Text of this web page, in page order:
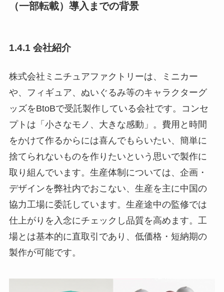
（一部転載）導入までの背景
1.4.1 会社紹介
株式会社ミニチュアファクトリーは、ミニカー
や、フィギュア、ぬいぐるみ等のキャラクターグ
ッズをBtoBで受託製作している会社です。コンセ
プトは「小さなモノ、大きな感動」。費用と時間
をかけて作るからには喜んでもらいたい、簡単に
捨てられないものを作りたいという思いで製作に
取り組んでいます。生産体制については、企画・
デザインを弊社内でおこない、生産を主に中国の
協力工場に委託しています。生産途中の監修では
仕上がりを入念にチェックし品質を高めます。工
場とは基本的に直取引であり、低価格・短納期の
製作が可能です。